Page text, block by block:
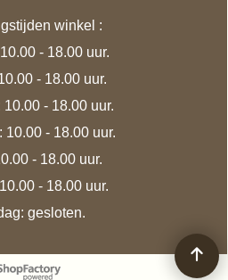
winkel :
- 18.00 uur.
- 18.00 uur.
10.00 - 18.00 uur.
10.00 - 18.00 uur.
- 18.00 uur.
- 18.00 uur.
gesloten.
gemaakt met
webwinkel